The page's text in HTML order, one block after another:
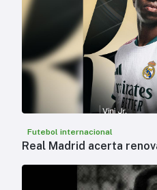
Futebol internacional
Real Madrid acerta